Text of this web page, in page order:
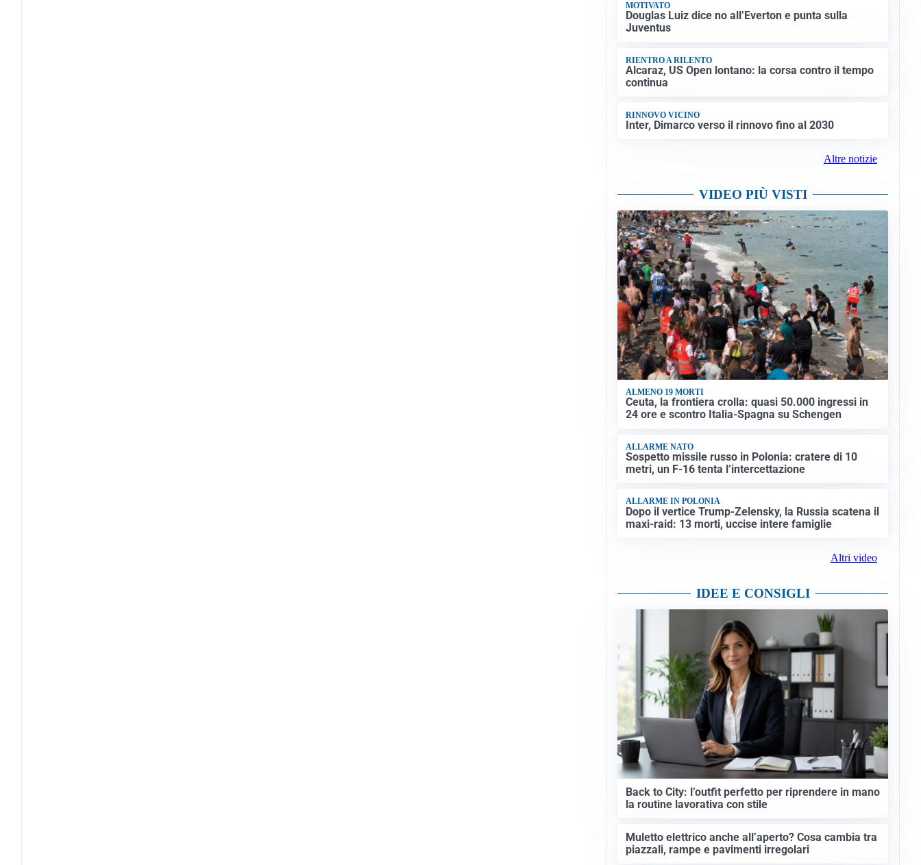
MOTIVATO
Douglas Luiz dice no all’Everton e punta sulla
Juventus
RIENTRO A RILENTO
Alcaraz, US Open lontano: la corsa contro il tempo
continua
RINNOVO VICINO
Inter, Dimarco verso il rinnovo fino al 2030
Altre notizie
VIDEO PIÙ VISTI
ALMENO 19 MORTI
Ceuta, la frontiera crolla: quasi 50.000 ingressi in
24 ore e scontro Italia-Spagna su Schengen
ALLARME NATO
Sospetto missile russo in Polonia: cratere di 10
metri, un F-16 tenta l’intercettazione
ALLARME IN POLONIA
Dopo il vertice Trump-Zelensky, la Russia scatena il
maxi-raid: 13 morti, uccise intere famiglie
Altri video
IDEE E CONSIGLI
Back to City: l’outfit perfetto per riprendere in mano
la routine lavorativa con stile
Muletto elettrico anche all’aperto? Cosa cambia tra
piazzali, rampe e pavimenti irregolari